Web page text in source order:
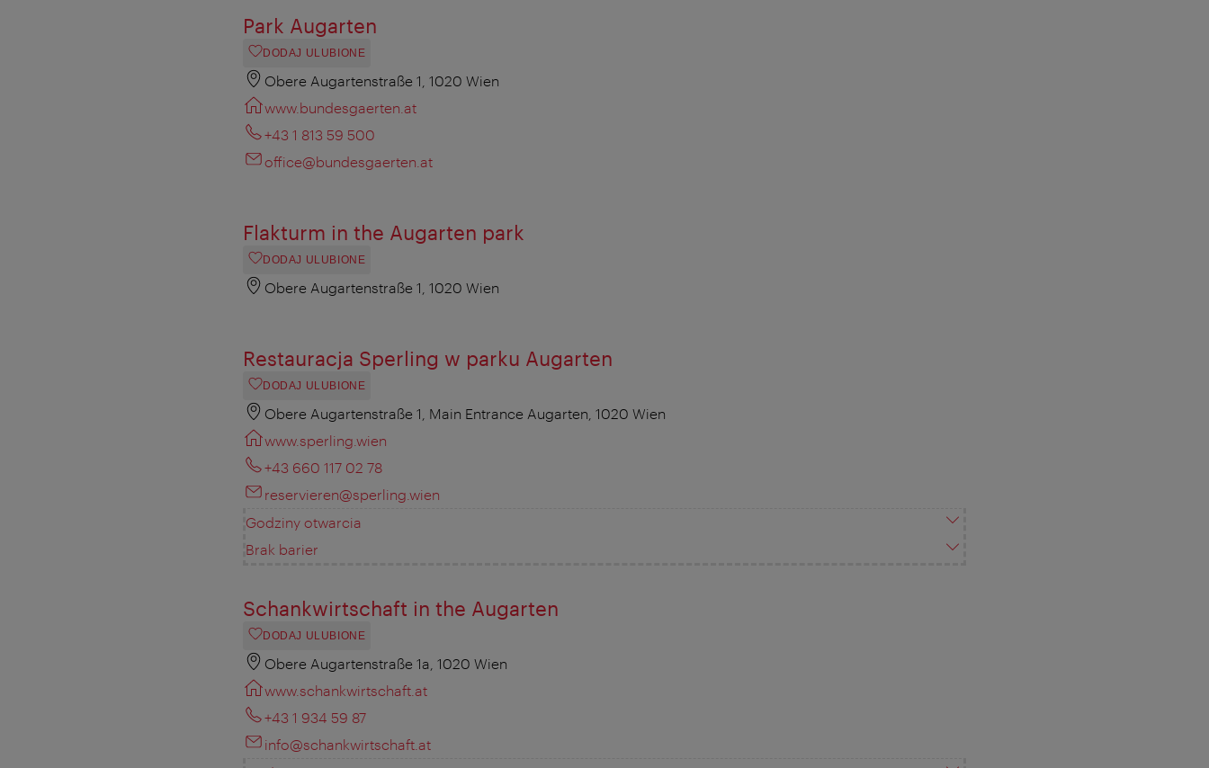
Park Augarten
DODAJ ULUBIONE
Obere Augartenstraße 1, 1020 Wien
www.bundesgaerten.at
+43 1 813 59 500
office@bundesgaerten.at
Flakturm in the Augarten park
DODAJ ULUBIONE
Obere Augartenstraße 1, 1020 Wien
Restauracja Sperling w parku Augarten
DODAJ ULUBIONE
Obere Augartenstraße 1, Main Entrance Augarten, 1020 Wien
www.sperling.wien
+43 660 117 02 78
reservieren@sperling.wien
Godziny otwarcia
Brak barier
Schankwirtschaft in the Augarten
DODAJ ULUBIONE
Obere Augartenstraße 1a, 1020 Wien
www.schankwirtschaft.at
+43 1 934 59 87
info@schankwirtschaft.at